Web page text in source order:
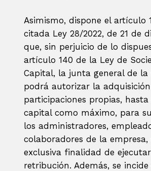
Asimismo, dispone el artículo
citada Ley 28/2022, de 21 de
que, sin perjuicio de lo
artículo 140 de la Ley de
Capital, la junta general de la
podrá autorizar la
participaciones propias, hasta
capital como máximo, para
los administradores,
colaboradores de la
exclusiva finalidad de
retribución. Además, se